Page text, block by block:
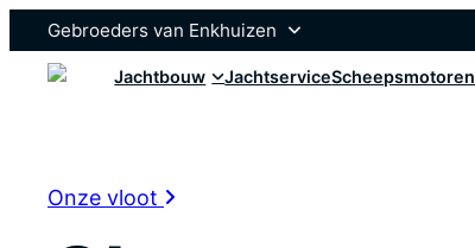
Gebroeders van Enkhuizen
Jachtbouw JachtserviceScheepsmotoren
Onze vloot